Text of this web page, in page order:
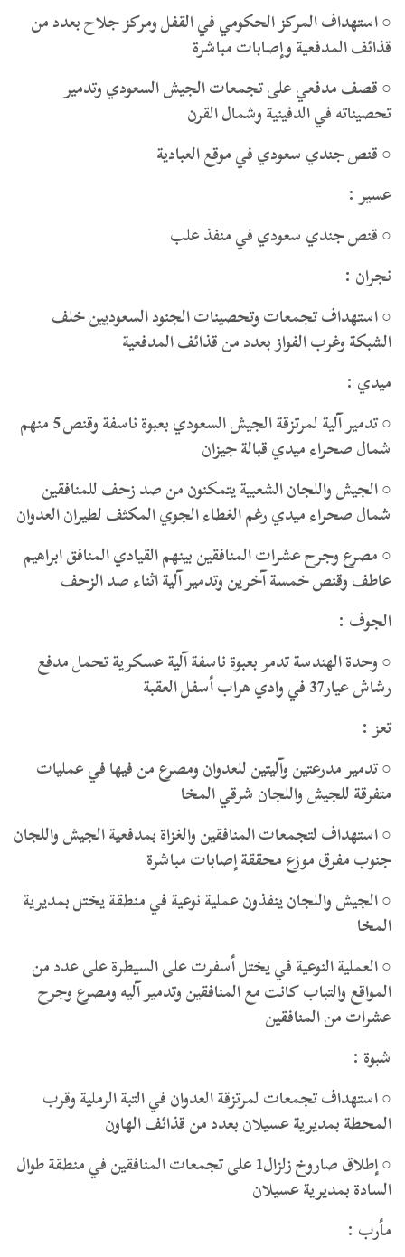
○ استهداف المركز الحكومي في القفل ومركز جلاح بعدد من
قذائف المدفعية وإصابات مباشرة
○ قصف مدفعي على تجمعات الجيش السعودي وتدمير
تحصيناته في الدفينية وشمال القرن
○ قنص جندي سعودي في موقع العبادية
عسير :
○ قنص جندي سعودي في منفذ علب
نجران :
○ استهداف تجمعات وتحصينات الجنود السعوديين خلف
الشبكة وغرب الفواز بعدد من قذائف المدفعية
ميدي :
○ تدمير آلية لمرتزقة الجيش السعودي بعبوة ناسفة وقنص 5 منهم
شمال صحراء ميدي قبالة جيزان
○ الجيش واللجان الشعبية يتمكنون من صد زحف للمنافقين
شمال صحراء ميدي رغم الغطاء الجوي المكثف لطيران العدوان
○ مصرع وجرح عشرات المنافقين بينهم القيادي المنافق ابراهيم
عاطف وقنص خمسة آخرين وتدمير آلية اثناء صد الزحف
الجوف :
○ وحدة الهندسة تدمر بعبوة ناسفة آلية عسكرية تحمل مدفع
رشاش عيار37 في وادي هراب أسفل العقبة
تعز :
○ تدمير مدرعتين وآليتين للعدوان ومصرع من فيها في عمليات
متفرقة للجيش واللجان شرقي المخا
○ استهداف لتجمعات المنافقين والغزاة بمدفعية الجيش واللجان
جنوب مفرق موزع محققة إصابات مباشرة
○ الجيش واللجان ينفذون عملية نوعية في منطقة يختل بمديرية
المخا
○ العملية النوعية في يختل أسفرت على السيطرة على عدد من
المواقع والتباب كانت مع المنافقين وتدمير آليه ومصرع وجرح
عشرات من المنافقين
شبوة :
○ استهداف تجمعات لمرتزقة العدوان في التبة الرملية وقرب
المحطة بمديرية عسيلان بعدد من قذائف الهاون
○ إطلاق صاروخ زلزال1 على تجمعات المنافقين في منطقة طوال
السادة بمديرية عسيلان
مأرب :